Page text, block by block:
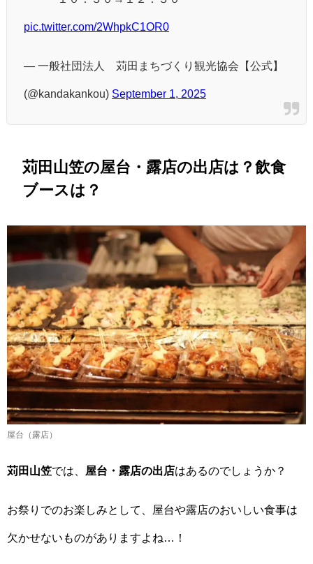
pic.twitter.com/2WhpkC1OR0
— 一般社団法人 苅田まちづくり観光協会【公式】
(@kandakankou) September 1, 2025
苅田山笠の屋台・露店の出店は？飲食
ブースは？
屋台（露店）
苅田山笠では、 屋台・露店の出店はあるのでしょうか？
お祭りでのお楽しみとして、屋台や露店のおいしい食事は
欠かせないものがありますよね…！